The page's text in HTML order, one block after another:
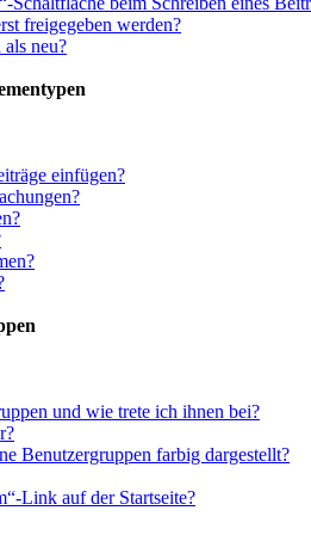
freigegeben werden?
neu?
einfügen?
und wie trete ich ihnen bei?
Benutzergruppen farbig dargestellt?
Link auf der Startseite?